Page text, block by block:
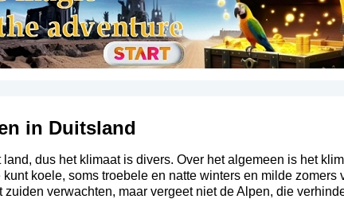
in Duitsland
dus het klimaat is divers. Over het algemeen is het
koele, soms troebele en natte winters en milde
zuiden verwachten, maar vergeet niet de Alpen, die